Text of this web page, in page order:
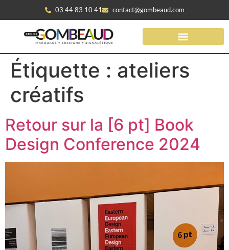
03 44 83 10 41 contact@gombeaud.com
Étiquette : ateliers
créatifs
Retour sur la [6 pt] Book
Design Conference 2024